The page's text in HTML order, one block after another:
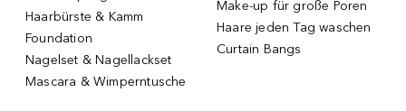
Haarbürste & Kamm
Foundation
Nagelset & Nagellackset
Mascara & Wimperntusche
Make-up für große Poren
Haare jeden Tag waschen
Curtain Bangs